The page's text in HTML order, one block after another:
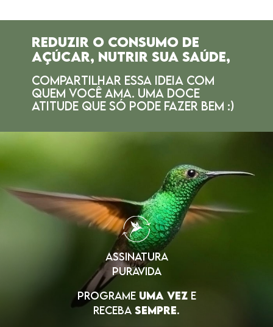
REDUZIR O CONSUMO DE
AÇÚCAR, NUTRIR SUA SAÚDE,
COMPARTILHAR ESSA IDEIA COM
QUEM VOCÊ AMA. UMA DOCE
ATITUDE QUE SÓ PODE FAZER BEM :)
ASSINATURA
PURAVIDA
PROGRAME UMA VEZE
RECEBA SEMPRE.